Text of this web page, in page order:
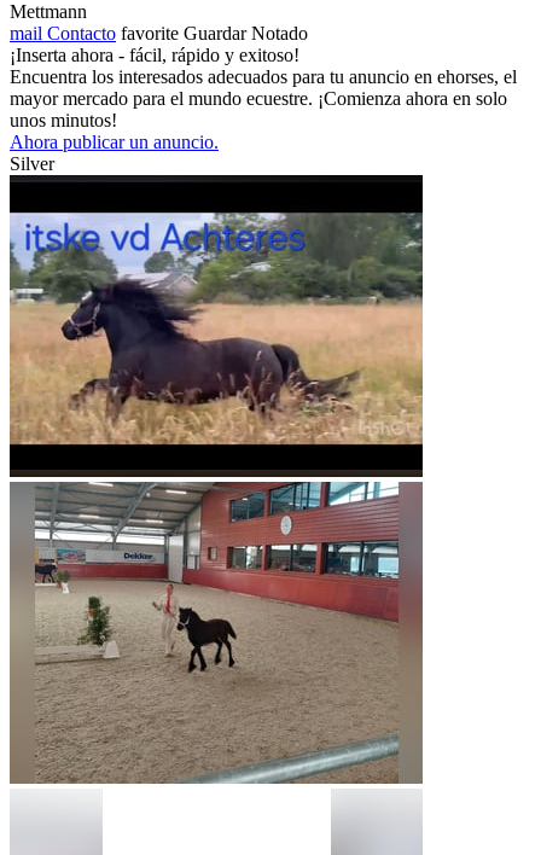
Mettmann
mail Contacto favorite Guardar Notado
¡Inserta ahora - fácil, rápido y exitoso!
Encuentra los interesados adecuados para tu anuncio en ehorses, el
mayor mercado para el mundo ecuestre. ¡Comienza ahora en solo
unos minutos!
Ahora publicar un anuncio.
Silver